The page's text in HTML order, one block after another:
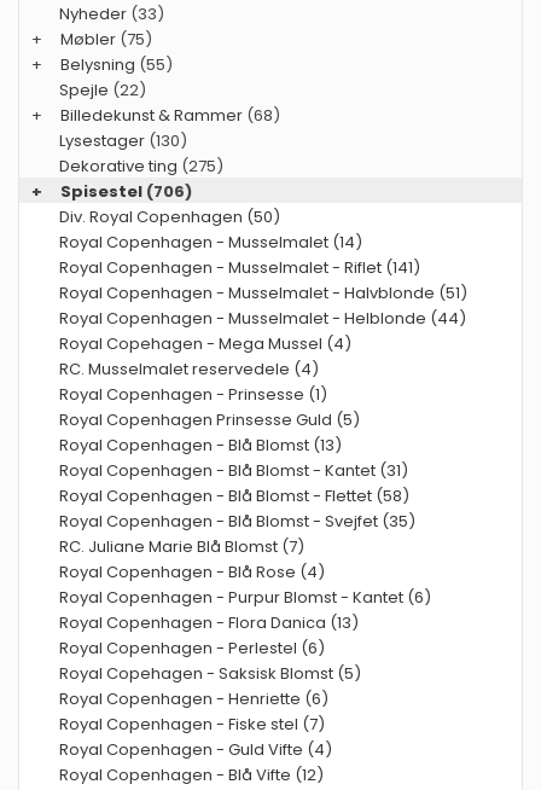
Nyheder (33)
+
Møbler (75)
+
Belysning (55)
Spejle (22)
+
Billedekunst & Rammer (68)
Lysestager (130)
Dekorative ting (275)
+
Spisestel (706)
Div. Royal Copenhagen (50)
Royal Copenhagen - Musselmalet (14)
Royal Copenhagen - Musselmalet - Riflet (141)
Royal Copenhagen - Musselmalet - Halvblonde (51)
Royal Copenhagen - Musselmalet - Helblonde (44)
Royal Copehagen - Mega Mussel (4)
RC. Musselmalet reservedele (4)
Royal Copenhagen - Prinsesse (1)
Royal Copenhagen Prinsesse Guld (5)
Royal Copenhagen - Blå Blomst (13)
Royal Copenhagen - Blå Blomst - Kantet (31)
Royal Copenhagen - Blå Blomst - Flettet (58)
Royal Copenhagen - Blå Blomst - Svejfet (35)
RC. Juliane Marie Blå Blomst (7)
Royal Copenhagen - Blå Rose (4)
Royal Copenhagen - Purpur Blomst - Kantet (6)
Royal Copenhagen - Flora Danica (13)
Royal Copenhagen - Perlestel (6)
Royal Copehagen - Saksisk Blomst (5)
Royal Copenhagen - Henriette (6)
Royal Copenhagen - Fiske stel (7)
Royal Copenhagen - Guld Vifte (4)
Royal Copenhagen - Blå Vifte (12)